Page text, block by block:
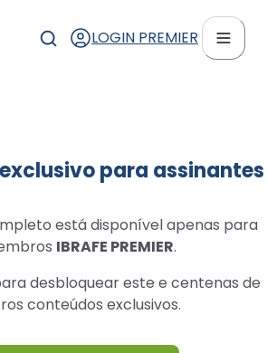
LOGIN PREMIER
para assinantes
está disponível apenas para
IBRAFE PREMIER.
desbloquear este e centenas de
conteúdos exclusivos.